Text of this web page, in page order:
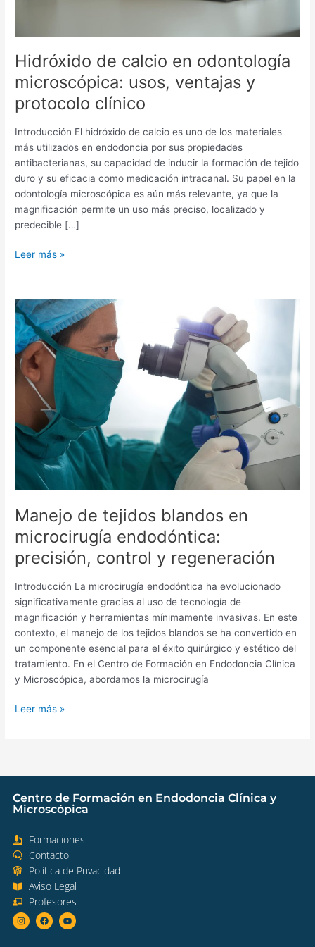
Hidróxido de calcio en odontología
microscópica: usos, ventajas y
protocolo clínico
Introducción El hidróxido de calcio es uno de los materiales
más utilizados en endodoncia por sus propiedades
antibacterianas, su capacidad de inducir la formación de tejido
duro y su eficacia como medicación intracanal. Su papel en la
odontología microscópica es aún más relevante, ya que la
magnificación permite un uso más preciso, localizado y
predecible […]
Leer más »
Manejo de tejidos blandos en
microcirugía endodóntica:
precisión, control y regeneración
Introducción La microcirugía endodóntica ha evolucionado
significativamente gracias al uso de tecnología de
magnificación y herramientas mínimamente invasivas. En este
contexto, el manejo de los tejidos blandos se ha convertido en
un componente esencial para el éxito quirúrgico y estético del
tratamiento. En el Centro de Formación en Endodoncia Clínica
y Microscópica, abordamos la microcirugía
Manejo
de
tejidos
blandos
en
microcirugía
endodóntica:
precisión,
control
y
regeneración
Leer más »
Centro de Formación en Endodoncia Clínica y
Microscópica
Formaciones​
Contacto
Política de Privacidad
Aviso Legal​
Profesores​
I
n
s
F
a
c
Y
o
u